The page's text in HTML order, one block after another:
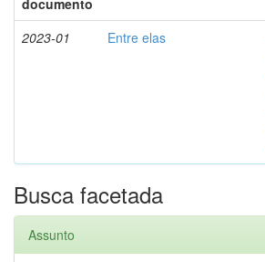
documento
2023-01 Entre elas
Busca facetada
Assunto